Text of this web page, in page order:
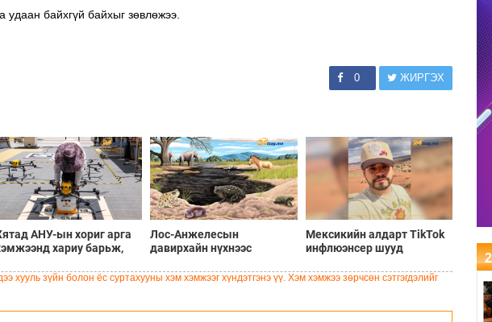
удаан байхгүй байхыг зөвлөжээ.
0 ЖИРГЭХ
АНУ-ын хориг арга
хариу барьж,
тавилаа
Лос-Анжелесын
давирхайн нүхнээс
мэлхийн төрөл илрүүлжээ
Мексикийн алдарт TikTok
инфлюэнсер шууд
буудуулан амиа алджээ
хууль зүйн болон ёс суртахууны хэм хэмжээг хүндэтгэнэ үү. Хэм хэмжээ зөрчсөн сэтгэгдэлийг